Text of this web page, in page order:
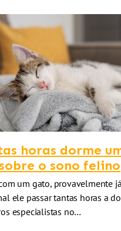
horas dorme
o sono felino
um gato, provavelmente
ele passar tantas horas a
especialistas no…